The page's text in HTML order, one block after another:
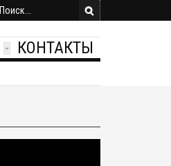
КОНТАКТЫ